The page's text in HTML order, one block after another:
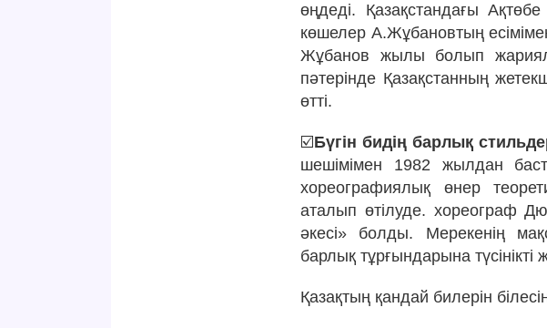
өңдеді. Қазақстандағы
көшелер А.Жұбановтың
Жұбанов жылы болып
пәтерінде Қазақстанның
өтті.
☑️Бүгін бидің барлық
шешімімен 1982 жылдан
хореографиялық өнер
аталып өтілуде. хореограф
әкесі» болды. Мерекенің
барлық тұрғындарына түсінікті
Қазақтың қандай билерін